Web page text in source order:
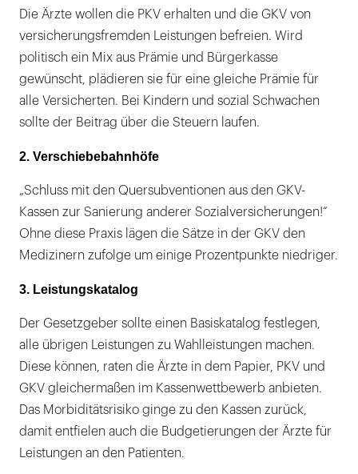
Die Ärzte wollen die PKV erhalten und die GKV von
versicherungsfremden Leistungen befreien. Wird
politisch ein Mix aus Prämie und Bürgerkasse
gewünscht, plädieren sie für eine gleiche Prämie für
alle Versicherten. Bei Kindern und sozial Schwachen
sollte der Beitrag über die Steuern laufen.
2. Verschiebebahnhöfe
„Schluss mit den Quersubventionen aus den GKV-
Kassen zur Sanierung anderer Sozialversicherungen!“
Ohne diese Praxis lägen die Sätze in der GKV den
Medizinern zufolge um einige Prozentpunkte niedriger.
3. Leistungskatalog
Der Gesetzgeber sollte einen Basiskatalog festlegen,
alle übrigen Leistungen zu Wahlleistungen machen.
Diese können, raten die Ärzte in dem Papier, PKV und
GKV gleichermaßen im Kassenwettbewerb anbieten.
Das Morbiditätsrisiko ginge zu den Kassen zurück,
damit entfielen auch die Budgetierungen der Ärzte für
Leistungen an den Patienten.